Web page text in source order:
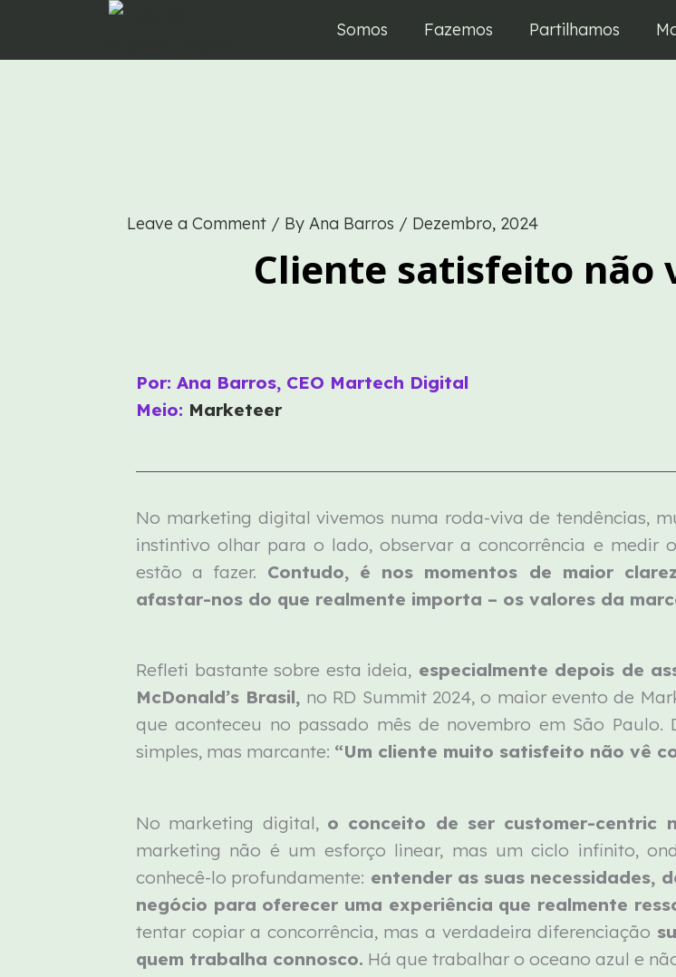
Somos Fazemos Partilhamos
Leave a Comment / ByAna Barros / Dezembro, 2024
Cliente satisfeito não
Por: Ana Barros, CEO Martech Digital
Meio: Marketeer
No marketing digital vivemos numa roda-viva de tendências,
instintivo olhar para o lado, observar a concorrência e medir
estão a fazer. Contudo, é nos momentos de maior
afastar-nos do que realmente importa – os valores da
Refleti bastante sobre esta ideia, especialmente depois de
McDonald’s Brasil, no RD Summit 2024, o maior evento de
que aconteceu no passado mês de novembro em São
simples, mas marcante: “Um cliente muito satisfeito não vê
No marketing digital, o conceito de ser customer-centric
marketing não é um esforço linear, mas um ciclo infinito,
conhecê-lo profundamente: entender as suas necessidades,
negócio para oferecer uma experiência que realmente
tentar copiar a concorrência, mas a verdadeira diferenciação
quem trabalha connosco. Há que trabalhar o oceano azul e